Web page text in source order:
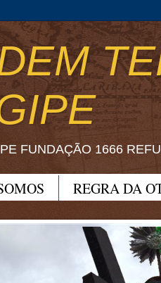
FUNDAÇÃO 1666
REGRA DA